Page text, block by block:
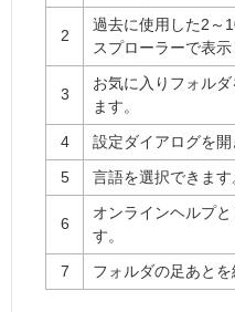
2
過去に使用した2～
スプローラーで表示
3
お気に入りフォル
ます。
4
設定ダイアログを開
5
言語を選択できます
6
オンラインヘルプ
す。
7
フォルダの足あとを